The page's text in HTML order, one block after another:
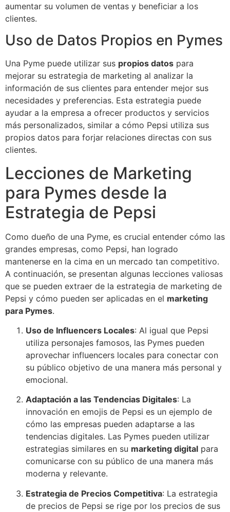
aumentar su volumen de ventas y beneficiar a los
clientes.
Uso de Datos Propios en Pymes
Una Pyme puede utilizar sus propios datos para
mejorar su estrategia de marketing al analizar la
información de sus clientes para entender mejor sus
necesidades y preferencias. Esta estrategia puede
ayudar a la empresa a ofrecer productos y servicios
más personalizados, similar a cómo Pepsi utiliza sus
propios datos para forjar relaciones directas con sus
clientes.
Lecciones de Marketing
para Pymes desde la
Estrategia de Pepsi
Como dueño de una Pyme, es crucial entender cómo las
grandes empresas, como Pepsi, han logrado
mantenerse en la cima en un mercado tan competitivo.
A continuación, se presentan algunas lecciones valiosas
que se pueden extraer de la estrategia de marketing de
Pepsi y cómo pueden ser aplicadas en el marketing
para Pymes.
Uso de Influencers Locales: Al igual que Pepsi
utiliza personajes famosos, las Pymes pueden
aprovechar influencers locales para conectar con
su público objetivo de una manera más personal y
emocional.
Adaptación a las Tendencias Digitales: La
innovación en emojis de Pepsi es un ejemplo de
cómo las empresas pueden adaptarse a las
tendencias digitales. Las Pymes pueden utilizar
estrategias similares en su marketing digital para
comunicarse con su público de una manera más
moderna y relevante.
Estrategia de Precios Competitiva: La estrategia
de precios de Pepsi se rige por los precios de sus